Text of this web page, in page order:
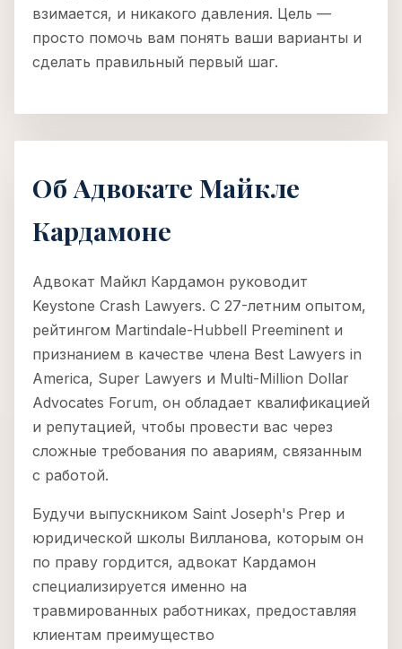
взимается, и никакого давления. Цель —
просто помочь вам понять ваши варианты и
сделать правильный первый шаг.
Об Адвокате Майкле
Кардамоне
Адвокат Майкл Кардамон руководит
Keystone Crash Lawyers. С 27-летним опытом,
рейтингом Martindale-Hubbell Preeminent и
признанием в качестве члена Best Lawyers in
America, Super Lawyers и Multi-Million Dollar
Advocates Forum, он обладает квалификацией
и репутацией, чтобы провести вас через
сложные требования по авариям, связанным
с работой.
Будучи выпускником Saint Joseph's Prep и
юридической школы Вилланова, которым он
по праву гордится, адвокат Кардамон
специализируется именно на
травмированных работниках, предоставляя
клиентам преимущество